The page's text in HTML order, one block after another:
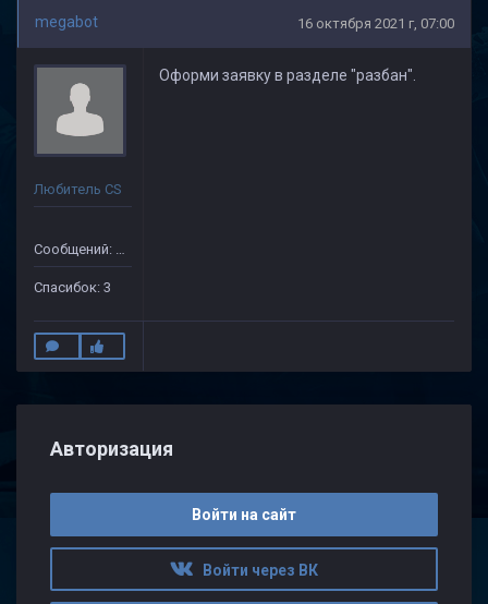
megabot 16 октября 2021 г, 07:00
Любитель CS
Сообщений: 41
Спасибок: 3
Оформи заявку в разделе "разбан".
Авторизация
Войти на сайт
Войти через ВК